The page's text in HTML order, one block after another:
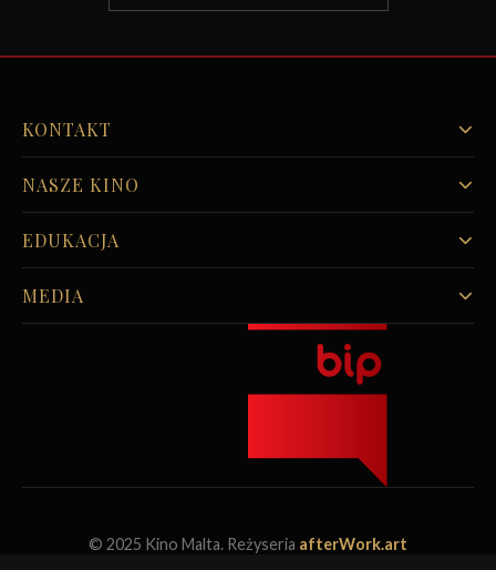
KONTAKT
NASZE KINO
EDUKACJA
MEDIA
© 2025 Kino Malta. Reżyseria afterWork.art